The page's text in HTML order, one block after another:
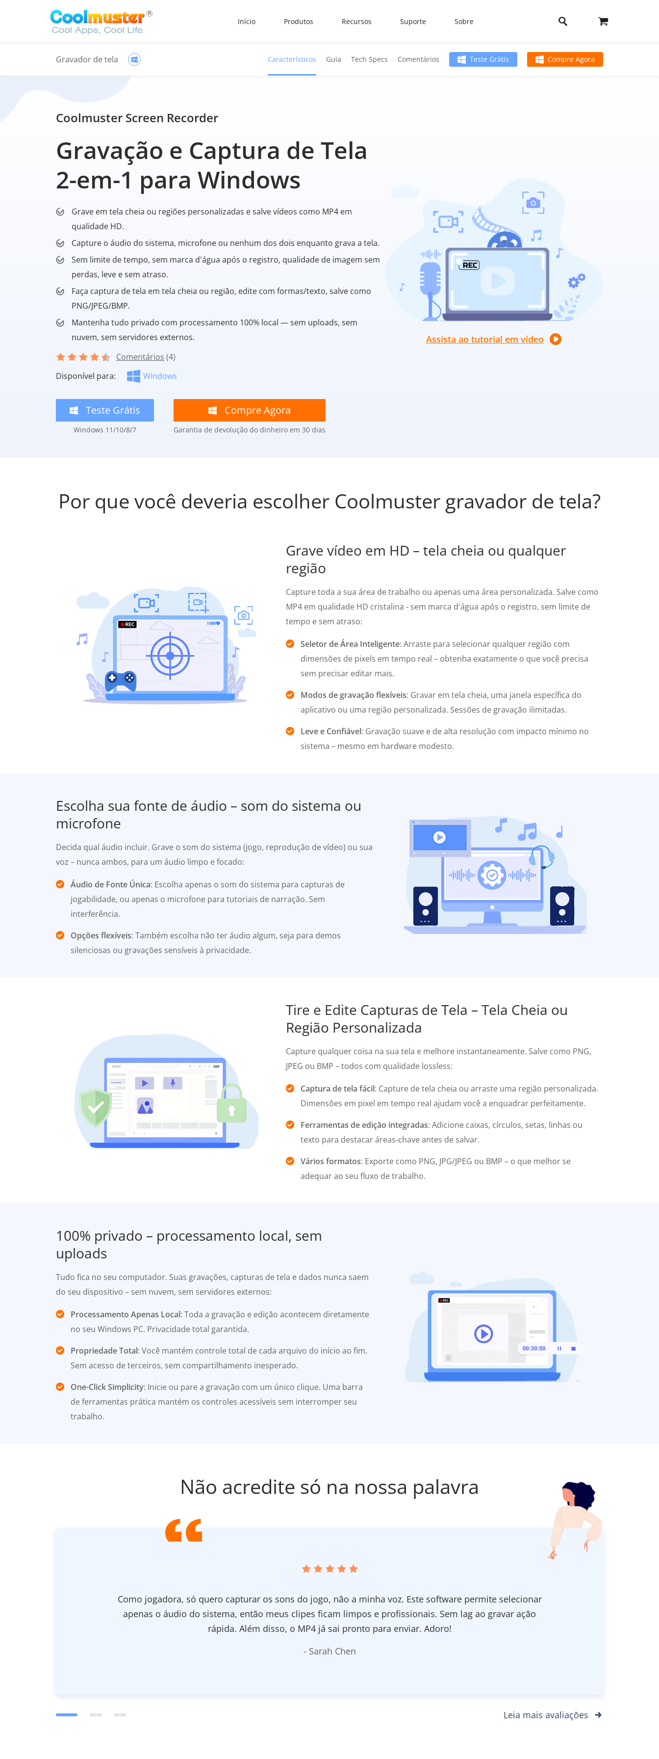
Início Produtos Recursos Suporte Sobre
Gravador de tela Característicos Guia Tech Specs Comentários Teste Grátis Compre Agora
Coolmuster Screen Recorder
Gravação e Captura de Tela
2-em-1 para Windows
Grave em tela cheia ou regiões personalizadas e salve vídeos como MP4 em
qualidade HD.
Capture o áudio do sistema, microfone ou nenhum dos dois enquanto grava a tela.
Sem limite de tempo, sem marca d'água após o registro, qualidade de imagem sem
perdas, leve e sem atraso.
Faça captura de tela em tela cheia ou região, edite com formas/texto, salve como
PNG/JPEG/BMP.
Mantenha tudo privado com processamento 100% local — sem uploads, sem
nuvem, sem servidores externos.
Comentários (4)
Disponível para:
Windows
Teste Grátis
Windows 11/10/8/7
Compre Agora
Garantia de devolução do dinheiro em 30 dias
Assista ao tutorial em vídeo
Por que você deveria escolher Coolmuster gravador de tela?
Grave vídeo em HD – tela cheia ou qualquer
região
Capture toda a sua área de trabalho ou apenas uma área personalizada. Salve como
MP4 em qualidade HD cristalina - sem marca d'água após o registro, sem limite de
tempo e sem atraso:
Seletor de Área Inteligente: Arraste para selecionar qualquer região com
dimensões de pixels em tempo real – obtenha exatamente o que você precisa
sem precisar editar mais.
Modos de gravação flexíveis: Gravar em tela cheia, uma janela específica do
aplicativo ou uma região personalizada. Sessões de gravação ilimitadas.
Leve e Confiável: Gravação suave e de alta resolução com impacto mínimo no
sistema – mesmo em hardware modesto.
Escolha sua fonte de áudio – som do sistema ou
microfone
Decida qual áudio incluir. Grave o som do sistema (jogo, reprodução de vídeo) ou sua
voz – nunca ambos, para um áudio limpo e focado:
Áudio de Fonte Única: Escolha apenas o som do sistema para capturas de
jogabilidade, ou apenas o microfone para tutoriais de narração. Sem
interferência.
Opções flexíveis: Também escolha não ter áudio algum, seja para demos
silenciosas ou gravações sensíveis à privacidade.
Tire e Edite Capturas de Tela – Tela Cheia ou
Região Personalizada
Capture qualquer coisa na sua tela e melhore instantaneamente. Salve como PNG,
JPEG ou BMP – todos com qualidade lossless:
Captura de tela fácil: Capture de tela cheia ou arraste uma região personalizada.
Dimensões em pixel em tempo real ajudam você a enquadrar perfeitamente.
Ferramentas de edição integradas: Adicione caixas, círculos, setas, linhas ou
texto para destacar áreas-chave antes de salvar.
Vários formatos: Exporte como PNG, JPG/JPEG ou BMP – o que melhor se
adequar ao seu fluxo de trabalho.
100% privado – processamento local, sem
uploads
Tudo fica no seu computador. Suas gravações, capturas de tela e dados nunca saem
do seu dispositivo – sem nuvem, sem servidores externos:
Processamento Apenas Local: Toda a gravação e edição acontecem diretamente
no seu Windows PC. Privacidade total garantida.
Propriedade Total: Você mantém controle total de cada arquivo do início ao fim.
Sem acesso de terceiros, sem compartilhamento inesperado.
One-Click Simplicity: Inicie ou pare a gravação com um único clique. Uma barra
de ferramentas prática mantém os controles acessíveis sem interromper seu
trabalho.
Não acredite só na nossa palavra
enorme nos meus vídeos. O Coolmuster Screen Recorder mudou tudo. Gravei um tutorial de 2 horas em
sem qualquer interrupção, e a saída ficou cristalina. O processamento local também me deixa tranquilo
porque nada é enviado. Recomendo muito!
- James Wilson
Leia mais avaliações